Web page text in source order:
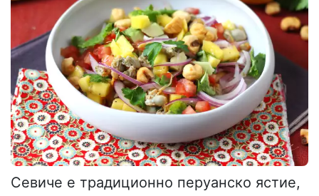
Севиче е традиционно перуанско ястие,